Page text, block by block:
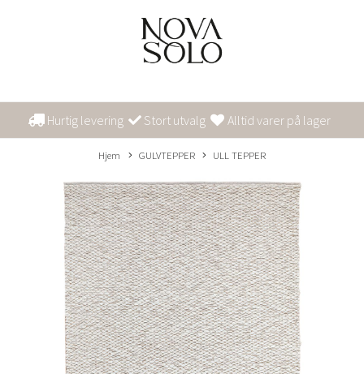
Hurtig levering Stort utvalg Alltid varer på lager
Hjem GULVTEPPER ULL TEPPER